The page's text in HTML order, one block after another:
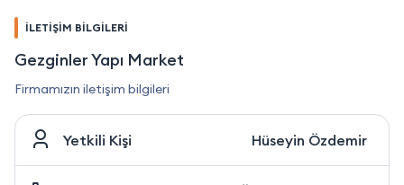
İLETİŞİM BİLGİLERİ
Gezginler Yapı Market
Firmamızın iletişim bilgileri
Yetkili Kişi Hüseyin Özdemir